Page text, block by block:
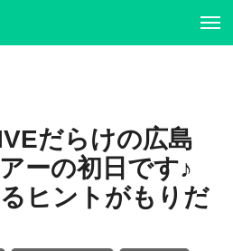
だらけの広島
ーの初日です♪
ヒントがもりだ